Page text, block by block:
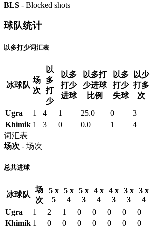
BLS - Blocked shots
球队统计
以多打少词汇表
冰球队
场
次
以
多
打
少
以多
打少
进球
以多打
少进球
比例
以多
打少
失球
以少
打多
次
Ugra 1 4 1 25.0 0 3
Khimik 1 3 0 0.0 1 4
词汇表
场次 - 场次
总共进球
冰球队
场
次
5 x
5
5 x
4
5 x
3
4 x
4
4 x
3
3 x
3
3 x
4
Ugra
1 2 1 0 0 0 0 0
Khimik 1 0 0 0 0 0 0 0